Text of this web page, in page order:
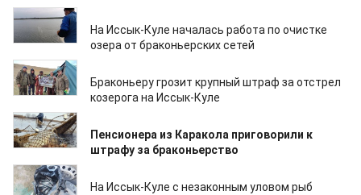
21.10.2023
На Иссык-Куле началась работа по очистке
озера от браконьерских сетей
20.09.2023
Браконьеру грозит крупный штраф за отстрел
козерога на Иссык-Куле
11.08.2023
Пенсионера из Каракола приговорили к
штрафу за браконьерство
08.08.2023
На Иссык-Куле с незаконным уловом рыб